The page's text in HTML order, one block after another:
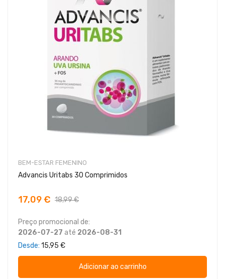
BEM-ESTAR FEMENINO
Advancis Uritabs 30 Comprimidos
17,09 € 18,99 €
Preço promocional de:
2026-07-27 até 2026-08-31
Desde 15,95 €
Adicionar ao carrinho